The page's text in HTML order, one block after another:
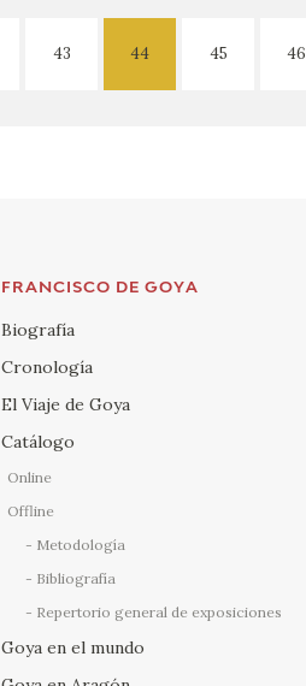
43 44 45 46
FRANCISCO DE GOYA
Biografía
Cronología
El Viaje de Goya
Catálogo
Online
Offline
Metodología
Bibliografía
Repertorio general de exposiciones
Goya en el mundo